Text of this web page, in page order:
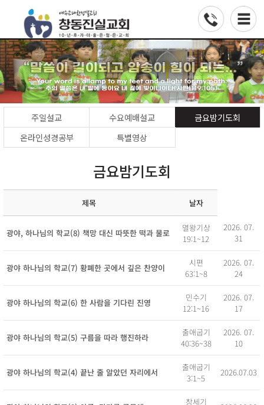
주일설교 수요예배설교
금요밤기도회
온라인성경공부
특별영상
금요밤기도회
제목 날자
광야, 하나님의 학교(8) 책망 대신 따뜻한 떡과 물로 열왕기상
19:1~12
2026. 07.
31
광야 하나님의 학교(7) 황폐한 곳에서 깊은 찬양이 시편
63:1~8
2026. 07.
24
광야 하나님의 학교(6) 한 사람을 기다린 진영 민수기
12:1~16
2026. 07.
17
광야 하나님의 학교(5) 구름을 따라 행진하라 출애굽기
40:36~38
2026. 07.
10
광야 하나님의 학교(4) 끝난 줄 알았던 자리에서 출애굽기
3:1~5
2026.07.03
창세기